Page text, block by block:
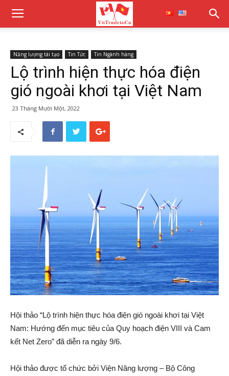
Năng lượng tái tạo Tin Tức Tin Ngành hàng
Lộ trình hiện thực hóa điện
gió ngoài khơi tại Việt Nam
23 Tháng Mười Một, 2022
Hội thảo “Lộ trình hiện thực hóa điện gió ngoài khơi tại Việt
Nam: Hướng đến mục tiêu của Quy hoạch điện VIII và Cam
kết Net Zero” đã diễn ra ngày 9/6.
Hội thảo được tổ chức bởi Viện Năng lượng – Bộ Công